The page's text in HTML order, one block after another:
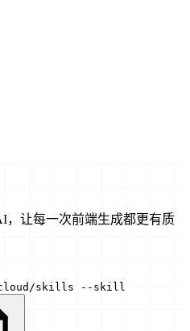
，让每一次前端生成都更有质
skills --skill